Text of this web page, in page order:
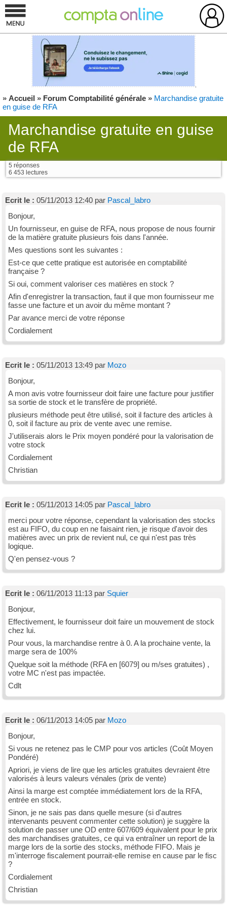
» Accueil » Forum Comptabilité générale » Marchandise gratuite
en guise de RFA
Marchandise gratuite en guise
de RFA
5 réponses
6 453 lectures
Ecrit le : 05/11/2013 12:40 par Pascal_labro
Bonjour,
Un fournisseur, en guise de RFA, nous propose de nous fournir
de la matière gratuite plusieurs fois dans l'année.
Mes questions sont les suivantes :
Est-ce que cette pratique est autorisée en comptabilité
française ?
Si oui, comment valoriser ces matières en stock ?
Afin d'enregistrer la transaction, faut il que mon fournisseur me
fasse une facture et un avoir du même montant ?
Par avance merci de votre réponse
Cordialement
Ecrit le : 05/11/2013 13:49 par Mozo
Bonjour,
A mon avis votre fournisseur doit faire une facture pour justifier
sa sortie de stock et le transfère de propriété.
plusieurs méthode peut être utilisé, soit il facture des articles à
0, soit il facture au prix de vente avec une remise.
J'utiliserais alors le Prix moyen pondéré pour la valorisation de
votre stock
Cordialement
Christian
Ecrit le : 05/11/2013 14:05 par Pascal_labro
merci pour votre réponse, cependant la valorisation des stocks
est au FIFO, du coup en ne faisaint rien, je risque d'avoir des
matières avec un prix de revient nul, ce qui n'est pas très
logique.
Q'en pensez-vous ?
Ecrit le : 06/11/2013 11:13 par Squier
Bonjour,
Effectivement, le fournisseur doit faire un mouvement de stock
chez lui.
Pour vous, la marchandise rentre à 0. A la prochaine vente, la
marge sera de 100%
Quelque soit la méthode (RFA en [6079] ou m/ses gratuites) ,
votre MC n'est pas impactée.
Cdlt
Ecrit le : 06/11/2013 14:05 par Mozo
Bonjour,
Si vous ne retenez pas le CMP pour vos articles (Coût Moyen
Pondéré)
Apriori, je viens de lire que les articles gratuites devraient être
valorisés à leurs valeurs vénales (prix de vente)
Ainsi la marge est comptée immédiatement lors de la RFA,
entrée en stock.
Sinon, je ne sais pas dans quelle mesure (si d'autres
intervenants peuvent commenter cette solution) je suggère la
solution de passer une OD entre 607/609 équivalent pour le prix
des marchandises gratuites, ce qui va entraîner un report de la
marge lors de la sortie des stocks, méthode FIFO. Mais je
m'interroge fiscalement pourrait-elle remise en cause par le fisc
?
Cordialement
Christian